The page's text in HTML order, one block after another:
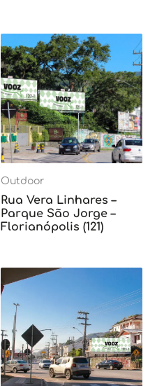
Outdoor
Rua Vera Linhares –
Parque São Jorge –
Florianópolis (121)